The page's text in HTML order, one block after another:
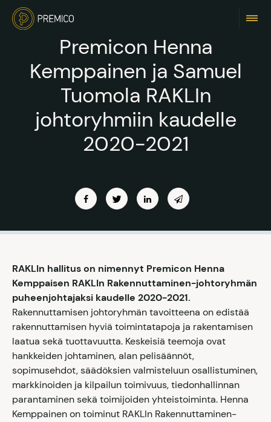
Premicon Henna
Kemppainen ja Samuel
Tuomola RAKLIn
johtoryhmiin kaudelle
2020-2021
RAKLIn hallitus on nimennyt Premicon Henna
Kemppaisen RAKLIn Rakennuttaminen-johtoryhmän
puheenjohtajaksi kaudelle 2020-2021.
Rakennuttamisen johtoryhmän tavoitteena on edistää
rakennuttamisen hyviä toimintatapoja ja rakentamisen
laatua sekä tuottavuutta. Keskeisiä teemoja ovat
hankkeiden johtaminen, alan pelisäännöt,
sopimusehdot, säädöksien valmisteluun osallistuminen,
markkinoiden ja kilpailun toimivuus, tiedonhallinnan
parantaminen sekä toimijoiden yhteistoiminta. Henna
Kemppainen on toiminut RAKLIn Rakennuttaminen-